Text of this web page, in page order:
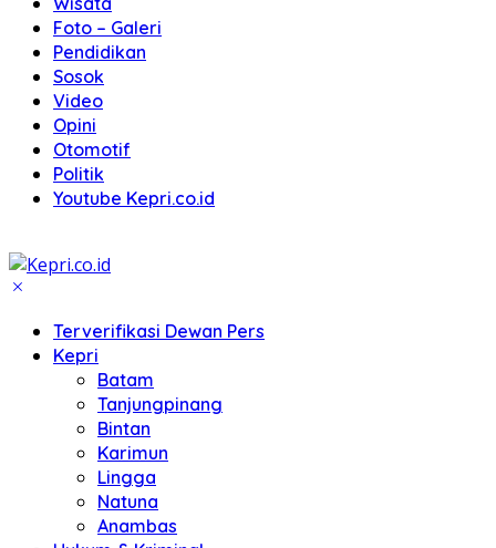
Foto – Galeri
Pendidikan
Sosok
Video
Opini
Otomotif
Politik
Youtube Kepri.co.id
Terverifikasi Dewan Pers
Kepri
Batam
Tanjungpinang
Bintan
Karimun
Lingga
Natuna
Anambas